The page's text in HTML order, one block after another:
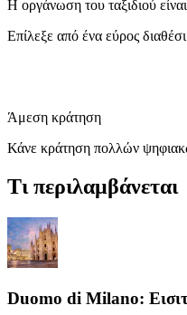
Η οργάνωση του ταξιδιού
Επίλεξε από ένα εύρος
Άμεση κράτηση
Κάνε κράτηση πολλών
Τι περιλαμβάνεται
Duomo di Milano: